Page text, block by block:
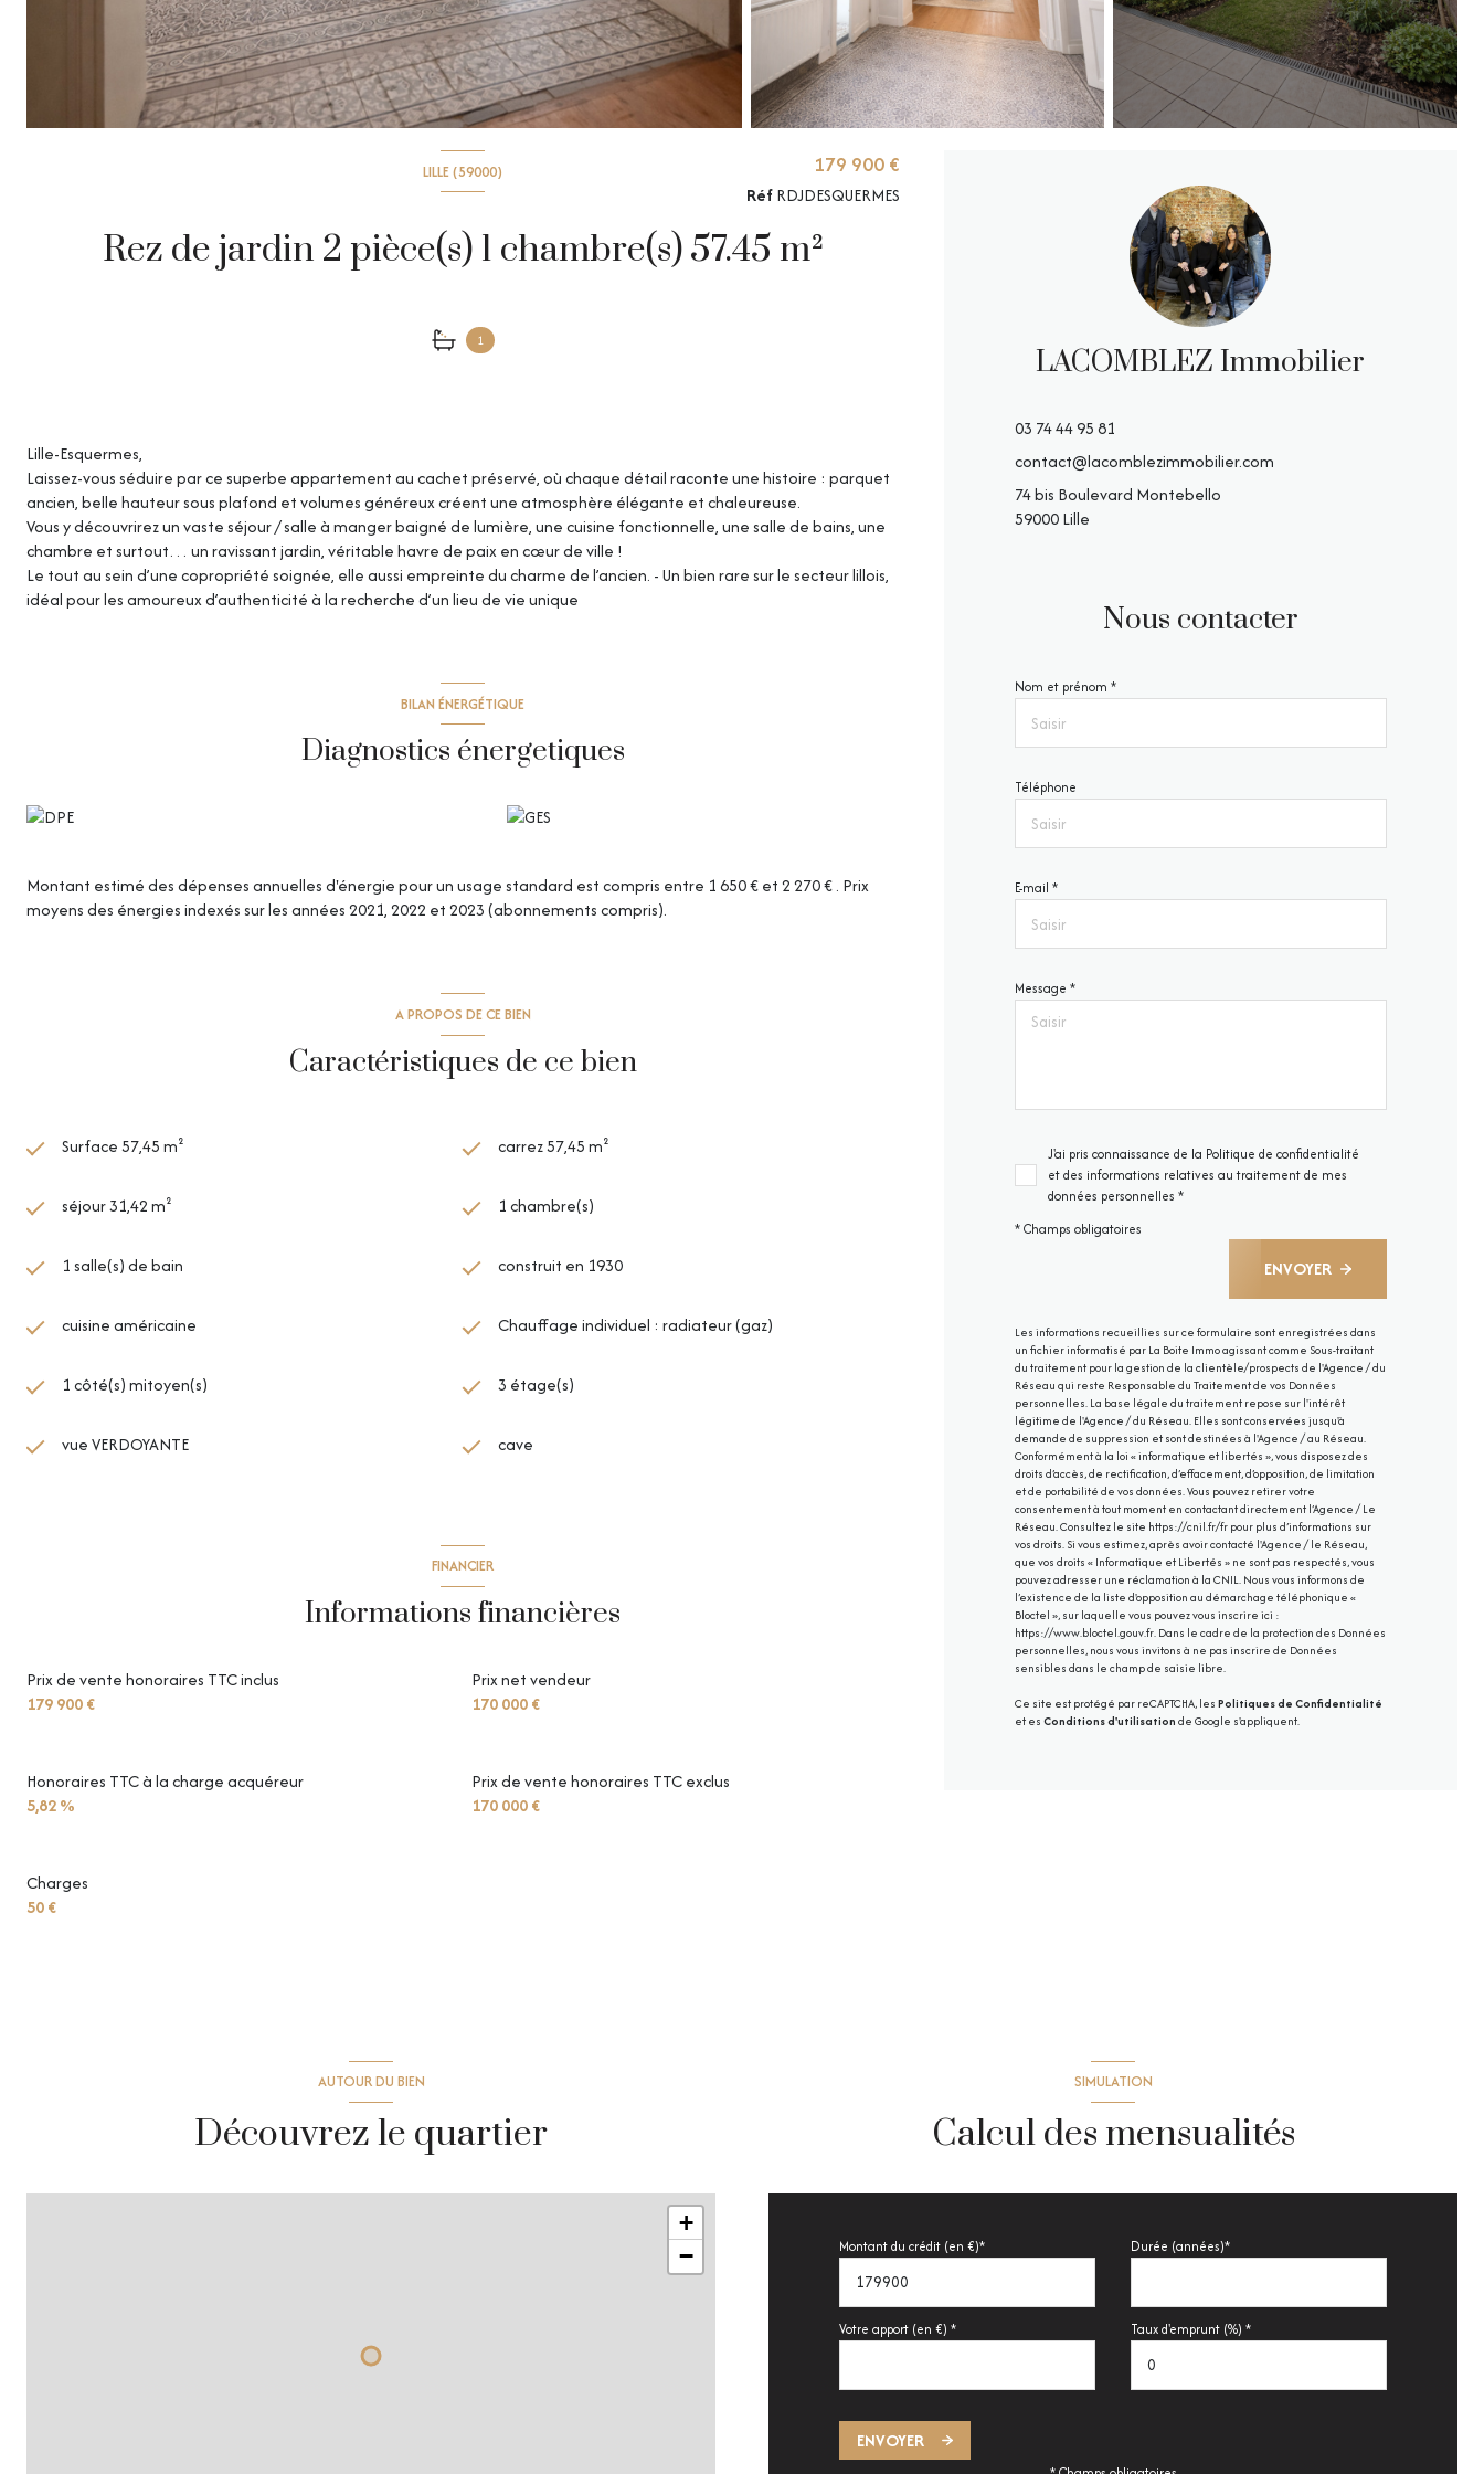
LILLE (59000)
Rez de jardin 2 pièce(s) 1 chambre(s) 57.45 m²
1
179 900 €
RéfRDJDESQUERMES
Lille-Esquermes,
Laissez-vous séduire par ce superbe appartement au cachet préservé, où chaque détail raconte une histoire : parquet
ancien, belle hauteur sous plafond et volumes généreux créent une atmosphère élégante et chaleureuse.
Vous y découvrirez un vaste séjour / salle à manger baigné de lumière, une cuisine fonctionnelle, une salle de bains, une
chambre et surtout… un ravissant jardin, véritable havre de paix en cœur de ville !
Le tout au sein d’une copropriété soignée, elle aussi empreinte du charme de l’ancien. - Un bien rare sur le secteur lillois,
idéal pour les amoureux d’authenticité à la recherche d’un lieu de vie unique
BILAN ÉNERGÉTIQUE
Diagnostics énergetiques
Montant estimé des dépenses annuelles d'énergie pour un usage standard est compris entre 1 650 € et 2 270 € . Prix
moyens des énergies indexés sur les années 2021, 2022 et 2023 (abonnements compris).
A PROPOS DE CE BIEN
Caractéristiques de ce bien
Surface 57,45 m² carrez 57,45 m²
séjour 31,42 m² 1 chambre(s)
1 salle(s) de bain construit en 1930
cuisine américaine Chauffage individuel : radiateur (gaz)
1 côté(s) mitoyen(s) 3 étage(s)
vue VERDOYANTE cave
FINANCIER
Informations financières
Prix de vente honoraires TTC inclus
179 900 €
Prix net vendeur
170 000 €
Prix de vente honoraires TTC exclus
170 000 €
Honoraires TTC à la charge acquéreur
5,82 %
Charges
50 €
LACOMBLEZ Immobilier
03 74 44 95 81
contact@lacomblezimmobilier.com
74 bis Boulevard Montebello
59000 Lille
Nous contacter
Nom et prénom *
Téléphone
E-mail *
Message *
J'ai pris connaissance de la Politique de confidentialité
et des informations relatives au traitement de mes
données personnelles *
* Champs obligatoires
ENVOYER
Les informations recueillies sur ce formulaire sont enregistrées dans
un fichier informatisé par La Boite Immo agissant comme Sous-traitant
du traitement pour la gestion de la clientèle/prospects de l'Agence / du
Réseau qui reste Responsable du Traitement de vos Données
personnelles. La base légale du traitement repose sur l'intérêt
légitime de l'Agence / du Réseau. Elles sont conservées jusqu'à
demande de suppression et sont destinées à l'Agence / au Réseau.
Conformément à la loi « informatique et libertés », vous disposez des
droits d’accès, de rectification, d’effacement, d’opposition, de limitation
et de portabilité de vos données. Vous pouvez retirer votre
consentement à tout moment en contactant directement l’Agence / Le
Réseau. Consultez le site https://cnil.fr/frpour plus d’informations sur
vos droits. Si vous estimez, après avoir contacté l'Agence / le Réseau,
que vos droits « Informatique et Libertés » ne sont pas respectés, vous
pouvez adresser une réclamation à la CNIL. Nous vous informons de
l’existence de la liste d'opposition au démarchage téléphonique «
Bloctel », sur laquelle vous pouvez vous inscrire ici :
https://www.bloctel.gouv.fr. Dans le cadre de la protection des Données
personnelles, nous vous invitons à ne pas inscrire de Données
sensibles dans le champ de saisie libre.
Ce site est protégé par reCAPTCHA, les Politiques de Confidentialité
et es Conditions d'utilisation de Google s'appliquent.
AUTOUR DU BIEN
Découvrez le quartier
+
−
SIMULATION
Calcul des mensualités
Montant du crédit (en €)* Durée (années)*
Votre apport (en €) * Taux d'emprunt (%) *
ENVOYER